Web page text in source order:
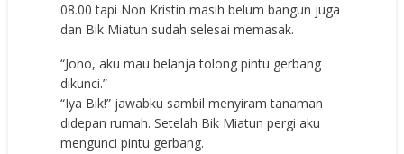
08.00 tapi Non Kristin masih belum bangun juga
dan Bik Miatun sudah selesai memasak.
“Jono, aku mau belanja tolong pintu gerbang
dikunci.”
“Iya Bik!” jawabku sambil menyiram tanaman
didepan rumah. Setelah Bik Miatun pergi aku
mengunci pintu gerbang.